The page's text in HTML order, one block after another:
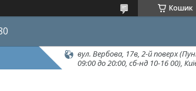
Кошик
вул. Вербова, 17в, 2-й поверх
09:00 до 20:00, сб-нд 10-16 00),